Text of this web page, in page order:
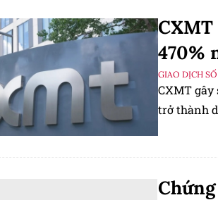
470%
GIAO DỊCH SỐ
CXMT gây
trở thành